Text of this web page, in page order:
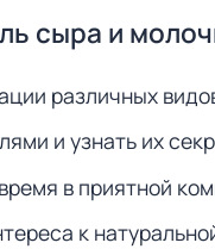
сыра и
различных
и узнать их
в приятной
к